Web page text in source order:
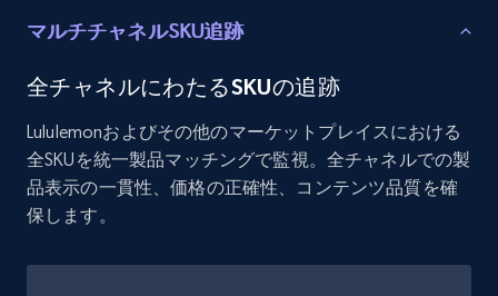
Amazon products search
Asin, URL, Name, Sponsored, Initial price, Final
price, Currency, Sold, and more.
マルチチャネルSKU追跡
全チャネルにわたるSKUの追跡
Lululemonおよびその他のマーケットプレイスにおける
全SKUを統一製品マッチングで監視。全チャネルでの製
品表示の一貫性、価格の正確性、コンテンツ品質を確
保します。